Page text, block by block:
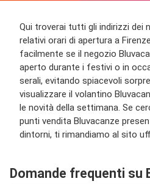
Qui troverai tutti gli indirizzi dei
relativi orari di apertura a
facilmente se il negozio
aperto durante i festivi o in
serali, evitando spiacevoli
visualizzare il volantino
le novità della settimana. Se
punti vendita Bluvacanze
dintorni, ti rimandiamo al sito
Domande frequenti su